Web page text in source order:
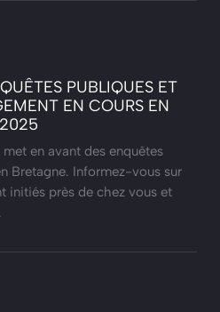
PUBLIQUES ET
EN COURS EN
en avant des enquêtes
Bretagne. Informez-vous sur
initiés près de chez vous et